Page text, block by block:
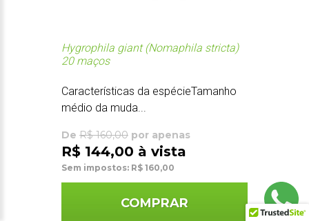
Hygrophila giant (Nomaphila stricta)
20 maços
Características da espécieTamanho
médio da muda...
De R$ 160,00 por apenas
R$ 144,00 à vista
Sem impostos: R$ 160,00
COMPRAR